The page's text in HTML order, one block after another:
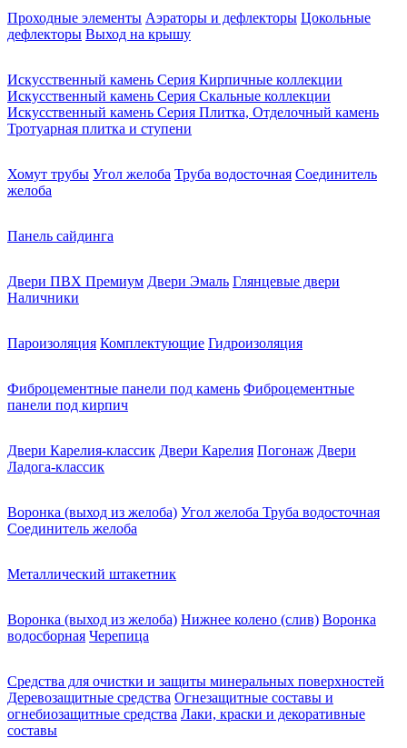
Проходные элементы Аэраторы и дефлекторы Цокольные
дефлекторы Выход на крышу
Искусственный камень Серия Кирпичные коллекции
Искусственный камень Серия Скальные коллекции
Искусственный камень Серия Плитка, Отделочный камень
Тротуарная плитка и ступени
Хомут трубы Угол желоба Труба водосточная Соединитель
желоба
Панель сайдинга
Двери ПВХ Премиум Двери Эмаль Глянцевые двери
Наличники
Пароизоляция Комплектующие Гидроизоляция
Фиброцементные панели под камень Фиброцементные
панели под кирпич
Двери Карелия-классик Двери Карелия Погонаж Двери
Ладога-классик
Воронка (выход из желоба) Угол желоба Труба водосточная
Соединитель желоба
Металлический штакетник
Воронка (выход из желоба) Нижнее колено (слив) Воронка
водосборная Черепица
Средства для очистки и защиты минеральных поверхностей
Деревозащитные средства Огнезащитные составы и
огнебиозащитные средства Лаки, краски и декоративные
составы